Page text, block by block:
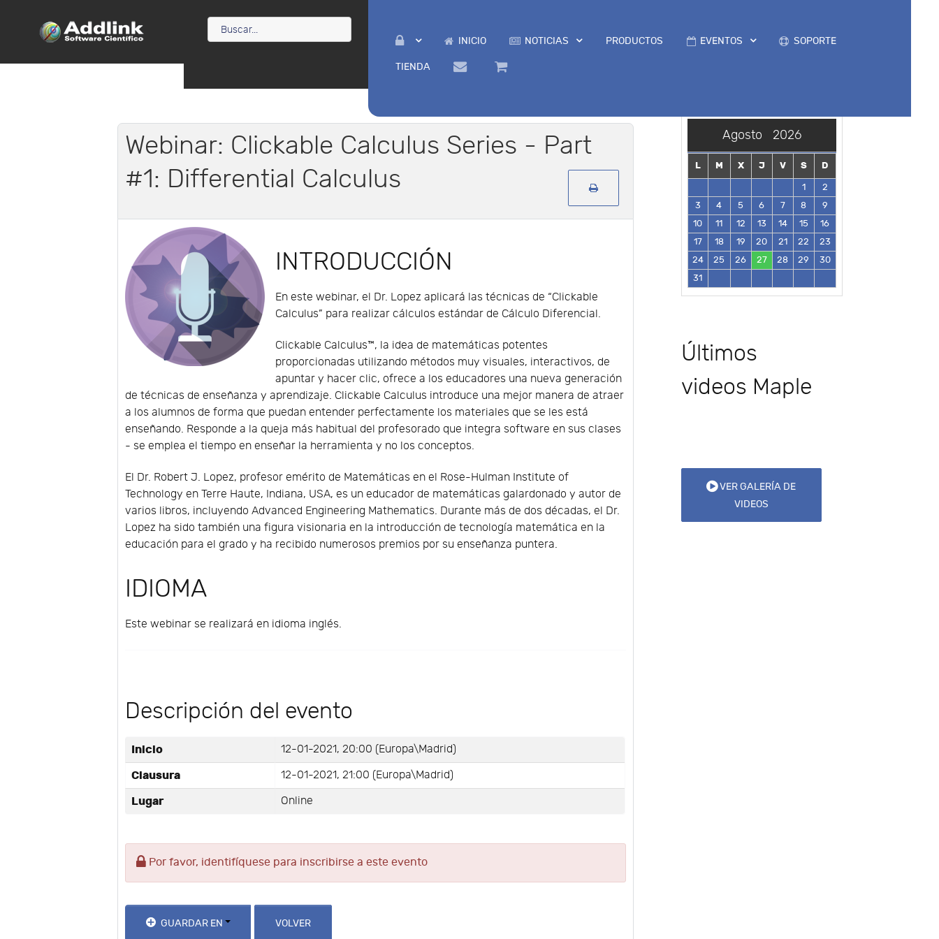
INICIO NOTICIAS PRODUCTOS EVENTOS SOPORTE
TIENDA
Webinar: Clickable Calculus Series - Part
#1: Differential Calculus
INTRODUCCIÓN
En este webinar, el Dr. Lopez aplicará las técnicas de “Clickable
Calculus” para realizar cálculos estándar de Cálculo Diferencial.
Clickable Calculus™, la idea de matemáticas potentes
proporcionadas utilizando métodos muy visuales, interactivos, de
apuntar y hacer clic, ofrece a los educadores una nueva generación
de técnicas de enseñanza y aprendizaje. Clickable Calculus introduce una mejor manera de atraer
a los alumnos de forma que puedan entender perfectamente los materiales que se les está
enseñando. Responde a la queja más habitual del profesorado que integra software en sus clases
- se emplea el tiempo en enseñar la herramienta y no los conceptos.
El Dr. Robert J. Lopez, profesor emérito de Matemáticas en el Rose-Hulman Institute of
Technology en Terre Haute, Indiana, USA, es un educador de matemáticas galardonado y autor de
varios libros, incluyendo Advanced Engineering Mathematics. Durante más de dos décadas, el Dr.
Lopez ha sido también una figura visionaria en la introducción de tecnología matemática en la
educación para el grado y ha recibido numerosos premios por su enseñanza puntera.
IDIOMA
Este webinar se realizará en idioma inglés.
Descripción del evento
Inicio 12-01-2021, 20:00 (Europa\Madrid)
Clausura 12-01-2021, 21:00 (Europa\Madrid)
Lugar Online
Por favor, identifíquese para inscribirse a este evento
GUARDAR EN VOLVER
Agosto 2026
L M X J V S
D
1
2
3
4 5 6 7 8
9
10
11 12 13 14 15
16
17
18 19 20 21 22
23
24
25 26 27 28 29
30
31
Últimos
videos Maple
VER GALERÍA DE
VIDEOS